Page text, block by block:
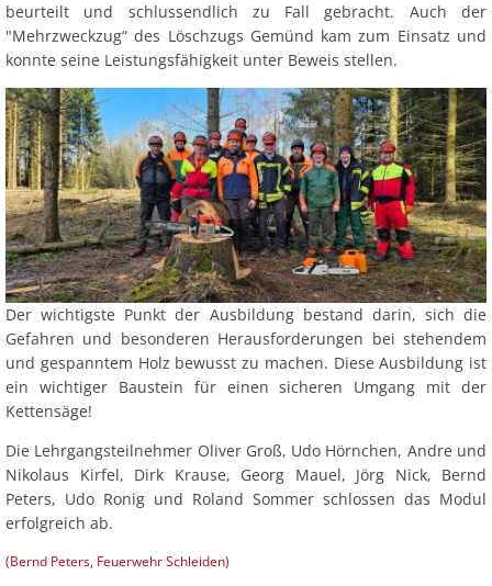
beurteilt und schlussendlich zu Fall gebracht. Auch der
"Mehrzweckzug“ des Löschzugs Gemünd kam zum Einsatz und
konnte seine Leistungsfähigkeit unter Beweis stellen.
Der wichtigste Punkt der Ausbildung bestand darin, sich die
Gefahren und besonderen Herausforderungen bei stehendem
und gespanntem Holz bewusst zu machen. Diese Ausbildung ist
ein wichtiger Baustein für einen sicheren Umgang mit der
Kettensäge!
Die Lehrgangsteilnehmer Oliver Groß, Udo Hörnchen, Andre und
Nikolaus Kirfel, Dirk Krause, Georg Mauel, Jörg Nick, Bernd
Peters, Udo Ronig und Roland Sommer schlossen das Modul
erfolgreich ab.
(Bernd Peters, Feuerwehr Schleiden)